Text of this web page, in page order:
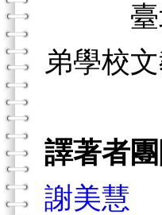
臺北
弟學校
譯著者
謝美慧